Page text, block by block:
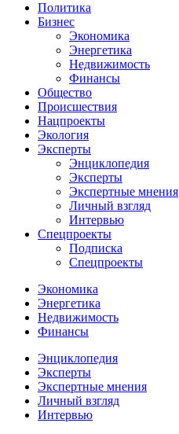
Политика
Бизнес
Экономика
Энергетика
Недвижимость
Финансы
Общество
Происшествия
Нацпроекты
Экология
Эксперты
Энциклопедия
Эксперты
Экспертные мнения
Личный взгляд
Интервью
Спецпроекты
Подписка
Спецпроекты
Экономика
Энергетика
Недвижимость
Финансы
Энциклопедия
Эксперты
Экспертные мнения
Личный взгляд
Интервью